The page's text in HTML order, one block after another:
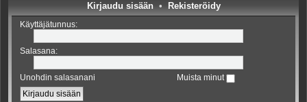
Kirjaudu sisään• Rekisteröidy
Käyttäjätunnus:
Salasana:
Unohdin salasanani Muista minut